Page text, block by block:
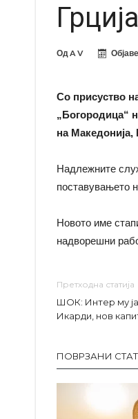
Грција
ОдA V
Со присуство
„Богородица“
на
Надлежните
поставувањето
Новото име
надворешни
Претходна статија
ШОК: Интер му ја
Икарди, нов
ПОВРЗАНИ